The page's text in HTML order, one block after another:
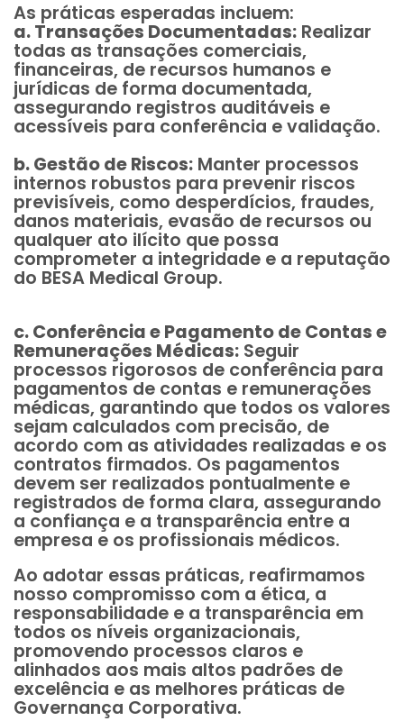
As práticas esperadas incluem:
a. Transações Documentadas: Realizar
todas as transações comerciais,
financeiras, de recursos humanos e
jurídicas de forma documentada,
assegurando registros auditáveis e
acessíveis para conferência e validação.
b. Gestão de Riscos: Manter processos
internos robustos para prevenir riscos
previsíveis, como desperdícios, fraudes,
danos materiais, evasão de recursos ou
qualquer ato ilícito que possa
comprometer a integridade e a reputação
do BESA Medical Group.
c. Conferência e Pagamento de Contas e
Remunerações Médicas: Seguir
processos rigorosos de conferência para
pagamentos de contas e remunerações
médicas, garantindo que todos os valores
sejam calculados com precisão, de
acordo com as atividades realizadas e os
contratos firmados. Os pagamentos
devem ser realizados pontualmente e
registrados de forma clara, assegurando
a confiança e a transparência entre a
empresa e os profissionais médicos.
Ao adotar essas práticas, reafirmamos
nosso compromisso com a ética, a
responsabilidade e a transparência em
todos os níveis organizacionais,
promovendo processos claros e
alinhados aos mais altos padrões de
excelência e as melhores práticas de
Governança Corporativa.